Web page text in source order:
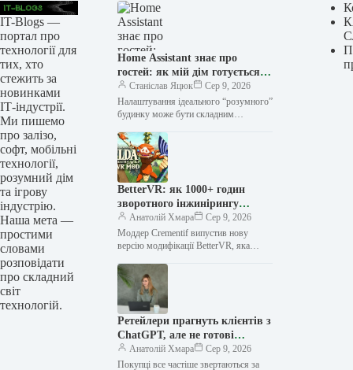
IT-Blogs —
портал про
технології для
тих, хто
стежить за
новинками
ІТ-індустрії.
Ми пишемо
про залізо,
софт, мобільні
технології,
розумний дім
та ігрову
індустрію.
Наша мета —
простими
словами
розповідати
про складний
світ
технологій.
Home Assistant знає про
гостей: як мій дім готується
до їхнього приїзду завдяки
календареві
Станіслав Яцюк
Сер 9, 2026
Налаштування ідеального “розумного”
будинку може бути складним
автоматизації, які працюють
бездоганно, але вимагають глибоких
знань…
BetterVR: як 1000+ годин
зворотного інжинірингу
двигуна Zelda перетворили
Breath of the Wild на
повноцінне VR
Анатолій Хмара
Сер 9, 2026
Моддер Crementif випустив нову
версію модифікації BetterVR, яка
Legend of Zelda: Breath of the Wild…
Ретейлери прагнуть клієнтів з
ChatGPT, але не готові
ділитися з OpenAI своїми
даними
Анатолій Хмара
Сер 9, 2026
Покупці все частіше звертаються за